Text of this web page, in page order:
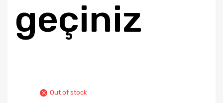
geçiniz
Out of stock